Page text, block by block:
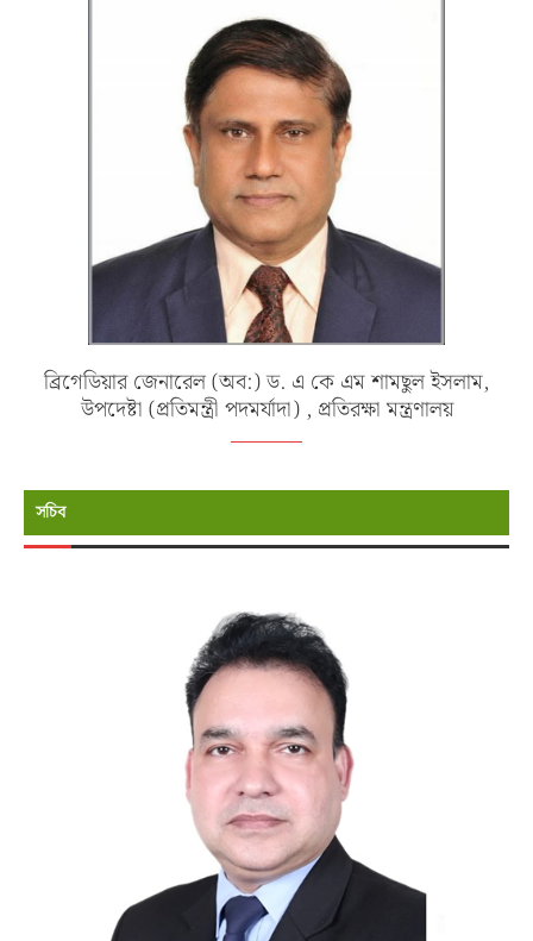
ব্রিগেডিয়ার জেনারেল (অব:) ড. এ কে এম শামছুল ইসলাম,
উপদেষ্টা (প্রতিমন্ত্রী পদমর্যাদা) , প্রতিরক্ষা মন্ত্রণালয়
সচিব